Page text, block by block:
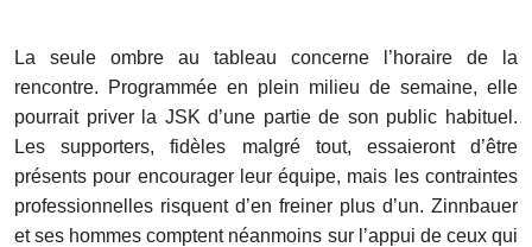
La seule ombre au tableau concerne l’horaire de la
rencontre. Programmée en plein milieu de semaine, elle
pourrait priver la JSK d’une partie de son public habituel.
Les supporters, fidèles malgré tout, essaieront d’être
présents pour encourager leur équipe, mais les contraintes
professionnelles risquent d’en freiner plus d’un. Zinnbauer
et ses hommes comptent néanmoins sur l’appui de ceux qui